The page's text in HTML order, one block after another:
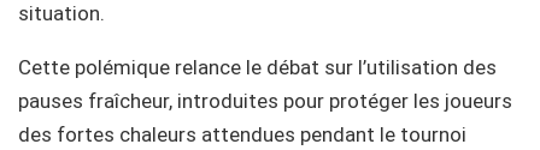
situation.
Cette polémique relance le débat sur l’utilisation des
pauses fraîcheur, introduites pour protéger les joueurs
des fortes chaleurs attendues pendant le tournoi